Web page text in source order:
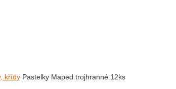
křídy Pastelky Maped trojhranné 12ks